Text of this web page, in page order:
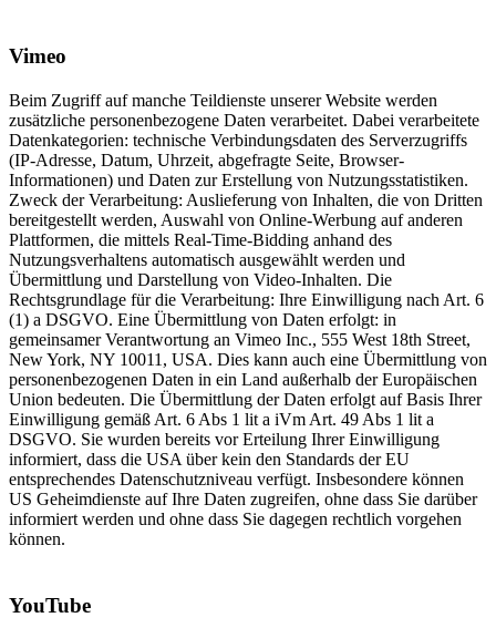
Vimeo
Beim Zugriff auf manche Teildienste unserer Website werden
zusätzliche personenbezogene Daten verarbeitet. Dabei verarbeitete
Datenkategorien: technische Verbindungsdaten des Serverzugriffs
(IP-Adresse, Datum, Uhrzeit, abgefragte Seite, Browser-
Informationen) und Daten zur Erstellung von Nutzungsstatistiken.
Zweck der Verarbeitung: Auslieferung von Inhalten, die von Dritten
bereitgestellt werden, Auswahl von Online-Werbung auf anderen
Plattformen, die mittels Real-Time-Bidding anhand des
Nutzungsverhaltens automatisch ausgewählt werden und
Übermittlung und Darstellung von Video-Inhalten. Die
Rechtsgrundlage für die Verarbeitung: Ihre Einwilligung nach Art. 6
(1) a DSGVO. Eine Übermittlung von Daten erfolgt: in
gemeinsamer Verantwortung an Vimeo Inc., 555 West 18th Street,
New York, NY 10011, USA. Dies kann auch eine Übermittlung von
personenbezogenen Daten in ein Land außerhalb der Europäischen
Union bedeuten. Die Übermittlung der Daten erfolgt auf Basis Ihrer
Einwilligung gemäß Art. 6 Abs 1 lit a iVm Art. 49 Abs 1 lit a
DSGVO. Sie wurden bereits vor Erteilung Ihrer Einwilligung
informiert, dass die USA über kein den Standards der EU
entsprechendes Datenschutzniveau verfügt. Insbesondere können
US Geheimdienste auf Ihre Daten zugreifen, ohne dass Sie darüber
informiert werden und ohne dass Sie dagegen rechtlich vorgehen
können.
YouTube